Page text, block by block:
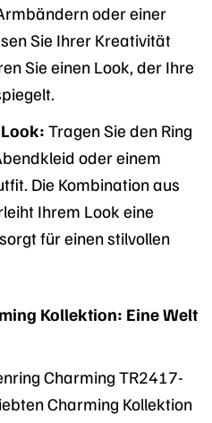
oder einer
Sie Ihrer Kreativität
Sie einen Look, der Ihre
Tragen Sie den Ring
oder einem
Die Kombination aus
Ihrem Look eine
für einen stilvollen
Kollektion: Eine Welt
Charming TR2417-
Charming Kollektion